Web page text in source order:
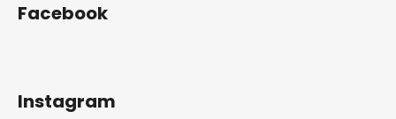
Facebook
Instagram